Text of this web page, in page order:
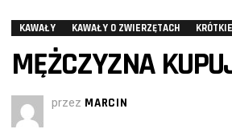
KAWAŁY KAWAŁY O ZWIERZĘTACH KRÓTKIE
MĘŻCZYZNA
przez MARCIN